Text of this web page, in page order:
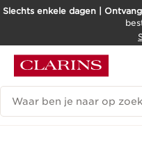
DOORGAAN NAAR
Slechts enkele dagen |
Zoekgeschiedenis